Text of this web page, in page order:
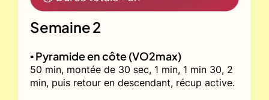
Semaine 2
▪️ Pyramide en côte (VO2max)
50 min, montée de 30 sec, 1 min, 1 min 30, 2
min, puis retour en descendant, récup active.